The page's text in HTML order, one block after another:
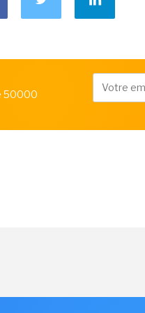
50000